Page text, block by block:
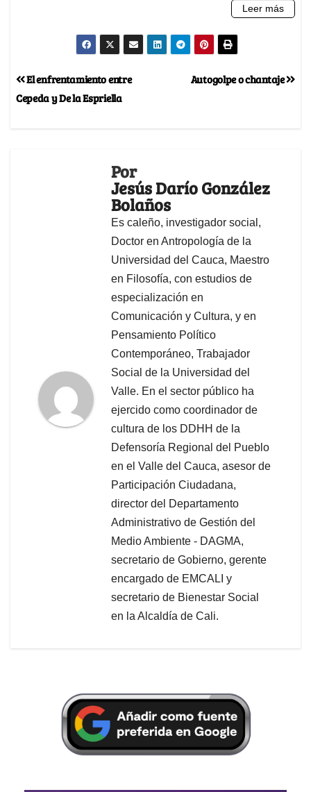
Autogolpe o chantaje
El enfrentamiento entre
Cepeda y De la Espriella
Por
Jesús Darío González
Bolaños
Es caleño, investigador social,
Doctor en Antropología de la
Universidad del Cauca, Maestro
en Filosofía, con estudios de
especialización en
Comunicación y Cultura, y en
Pensamiento Político
Contemporáneo, Trabajador
Social de la Universidad del
Valle. En el sector público ha
ejercido como coordinador de
cultura de los DDHH de la
Defensoría Regional del Pueblo
en el Valle del Cauca, asesor de
Participación Ciudadana,
director del Departamento
Administrativo de Gestión del
Medio Ambiente - DAGMA,
secretario de Gobierno, gerente
encargado de EMCALI y
secretario de Bienestar Social
en la Alcaldía de Cali.